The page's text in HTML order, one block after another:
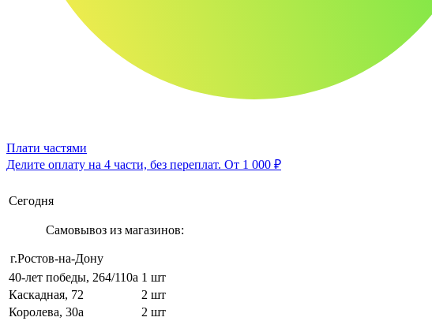
Плати частями
Делите оплату на 4 части, без переплат. От 1 000 ₽
Сегодня
Самовывоз из магазинов:
г.Ростов-на-Дону
40-лет победы, 264/110а 1 шт
Каскадная, 72
2 шт
Королева, 30а
2 шт